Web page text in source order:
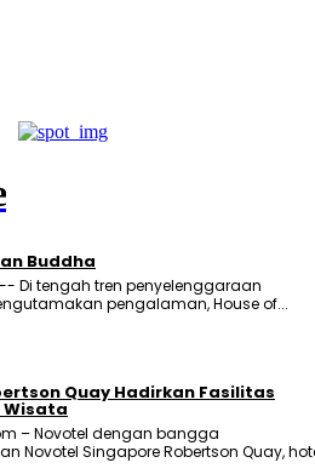
Buddha
Di tengah tren penyelenggaraan
pengalaman, House of...
Quay Hadirkan Fasilitas
Wisata
– Novotel dengan bangga
Novotel Singapore Robertson Quay,